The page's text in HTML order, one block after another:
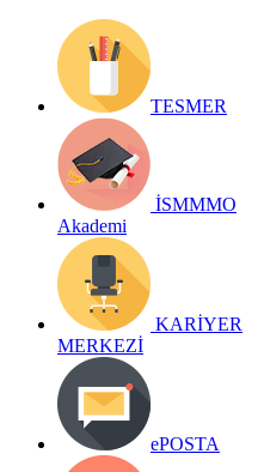
TESMER
İSMMMO
Akademi
KARİYER
MERKEZİ
ePOSTA